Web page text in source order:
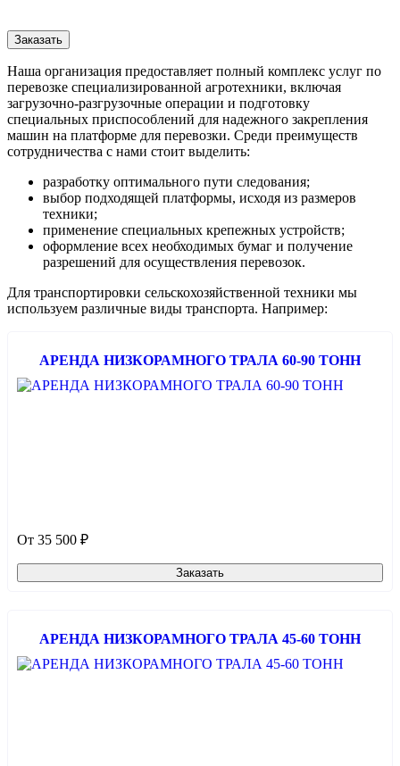
Заказать
Наша организация предоставляет полный комплекс услуг по
перевозке специализированной агротехники, включая
загрузочно-разгрузочные операции и подготовку
специальных приспособлений для надежного закрепления
машин на платформе для перевозки. Среди преимуществ
сотрудничества с нами стоит выделить:
разработку оптимального пути следования;
выбор подходящей платформы, исходя из размеров
техники;
применение специальных крепежных устройств;
оформление всех необходимых бумаг и получение
разрешений для осуществления перевозок.
Для транспортировки сельскохозяйственной техники мы
используем различные виды транспорта. Например:
АРЕНДА НИЗКОРАМНОГО ТРАЛА 60-90 ТОНН
От 35 500 ₽
Заказать
АРЕНДА НИЗКОРАМНОГО ТРАЛА 45-60 ТОНН